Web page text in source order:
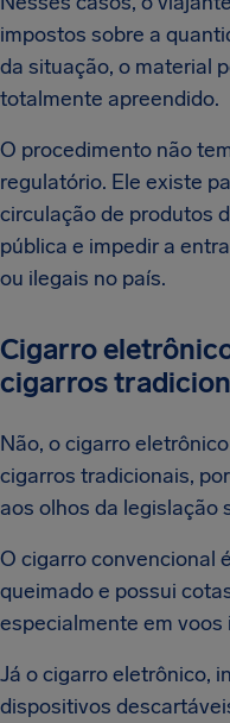
impostos sobre a
da situação, o material
totalmente apreendido.
O procedimento não
regulatório. Ele existe
circulação de produtos
pública e impedir a
ou ilegais no país.
Cigarro
cigarros
Não, o cigarro
cigarros tradicionais,
aos olhos da legislação
O cigarro convencional
queimado e possui
especialmente em voos
Já o cigarro eletrônico,
dispositivos